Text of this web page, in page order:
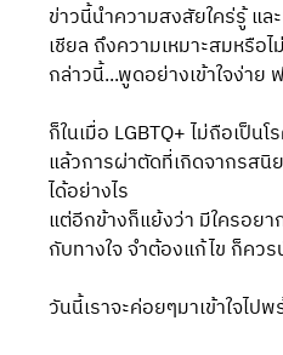
ข่าวนี้นำความสงสัยใคร่รู้ แล
เชียล ถึงความเหมาะสมหรือ
กล่าวนี้...พูดอย่างเข้าใจง่าย
ก็ในเมื่อ LGBTQ+ ไม่ถือเป็น
แล้วการผ่าตัดที่เกิดจากรสนิ
ได้อย่างไร
แต่อีกข้างก็แย้งว่า มีใครอย
กับทางใจ จำต้องแก้ไข ก็ค
วันนี้เราจะค่อยๆมาเข้าใจไป